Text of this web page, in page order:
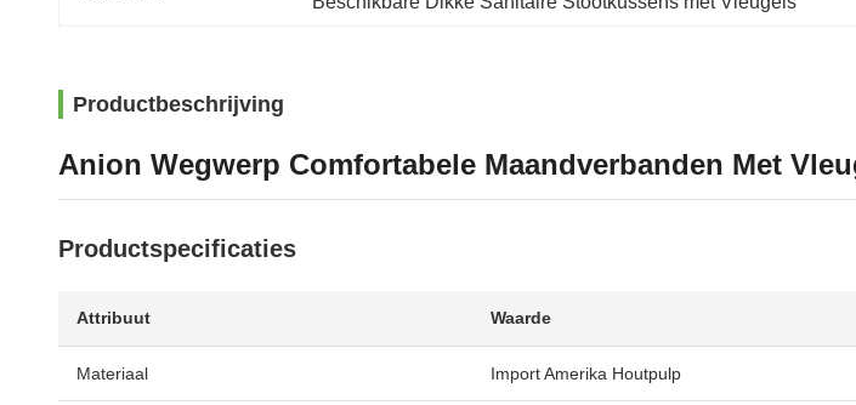
Productbeschrijving
Anion Wegwerp Comfortabele Maandverbanden Met
Productspecificaties
Attribuut Waarde
Materiaal Import Amerika Houtpulp